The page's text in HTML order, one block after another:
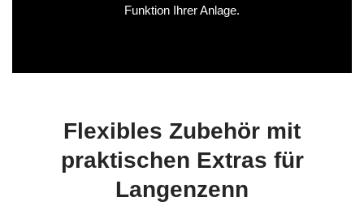
Funktion Ihrer Anlage.
Flexibles Zubehör mit
praktischen Extras für
Langenzenn